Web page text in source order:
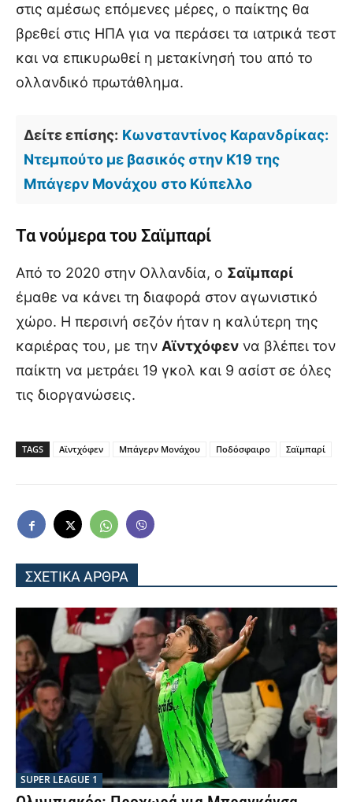
στις αμέσως επόμενες μέρες, ο παίκτης θα
βρεθεί στις ΗΠΑ για να περάσει τα ιατρικά τεστ
και να επικυρωθεί η μετακίνησή του από το
ολλανδικό πρωτάθλημα.
Δείτε επίσης: Κωνσταντίνος Καρανδρίκας:
Ντεμπούτο με βασικός στην Κ19 της
Μπάγερν Μονάχου στο Κύπελλο
Τα νούμερα του Σαϊμπαρί
Από το 2020 στην Ολλανδία, ο Σαϊμπαρί
έμαθε να κάνει τη διαφορά στον αγωνιστικό
χώρο. Η περσινή σεζόν ήταν η καλύτερη της
καριέρας του, με την Αϊντχόφεν να βλέπει τον
παίκτη να μετράει 19 γκολ και 9 ασίστ σε όλες
τις διοργανώσεις.
TAGS Αϊντχόφεν Μπάγερν Μονάχου Ποδόσφαιρο Σαϊμπαρί
ΣΧΕΤΙΚΑ ΑΡΘΡΑ
SUPER LEAGUE 1